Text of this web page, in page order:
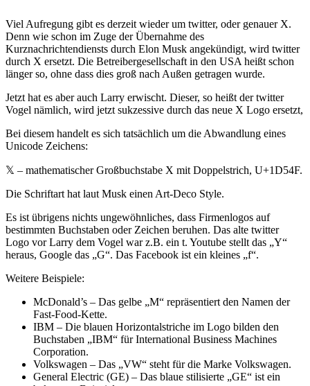
Viel Aufregung gibt es derzeit wieder um twitter, oder genauer X.
Denn wie schon im Zuge der Übernahme des
Kurznachrichtendiensts durch Elon Musk angekündigt, wird twitter
durch X ersetzt. Die Betreibergesellschaft in den USA heißt schon
länger so, ohne dass dies groß nach Außen getragen wurde.
Jetzt hat es aber auch Larry erwischt. Dieser, so heißt der twitter
Vogel nämlich, wird jetzt sukzessive durch das neue X Logo ersetzt,
Bei diesem handelt es sich tatsächlich um die Abwandlung eines
Unicode Zeichens:
𝕏 – mathematischer Großbuchstabe X mit Doppelstrich, U+1D54F.
Die Schriftart hat laut Musk einen Art-Deco Style.
Es ist übrigens nichts ungewöhnliches, dass Firmenlogos auf
bestimmten Buchstaben oder Zeichen beruhen. Das alte twitter
Logo vor Larry dem Vogel war z.B. ein t. Youtube stellt das „Y“
heraus, Google das „G“. Das Facebook ist ein kleines „f“.
Weitere Beispiele:
McDonald’s – Das gelbe „M“ repräsentiert den Namen der
Fast-Food-Kette.
IBM – Die blauen Horizontalstriche im Logo bilden den
Buchstaben „IBM“ für International Business Machines
Corporation.
Volkswagen – Das „VW“ steht für die Marke Volkswagen.
General Electric (GE) – Das blaue stilisierte „GE“ ist ein